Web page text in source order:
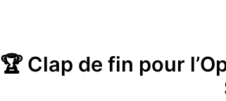
🏆 Clap de fin pour